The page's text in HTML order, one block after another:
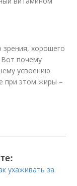
хорошего
Вот почему
усвоению
при этом жиры –
ухаживать за